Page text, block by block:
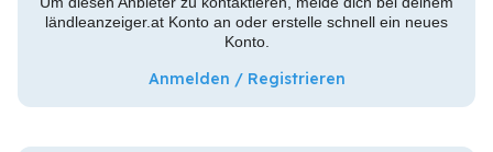
ländleanzeiger.at Konto an oder erstelle schnell ein neues
Konto.
Anmelden / Registrieren